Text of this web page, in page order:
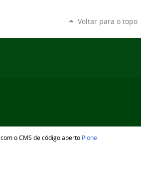
Voltar para o topo
o CMS de código aberto Plone